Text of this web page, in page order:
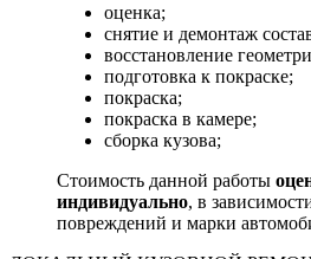
оценка;
снятие и демонтаж
восстановление
подготовка к покраске;
покраска;
покраска в камере;
сборка кузова;
Стоимость данной работы
индивидуально, в
повреждений и марки